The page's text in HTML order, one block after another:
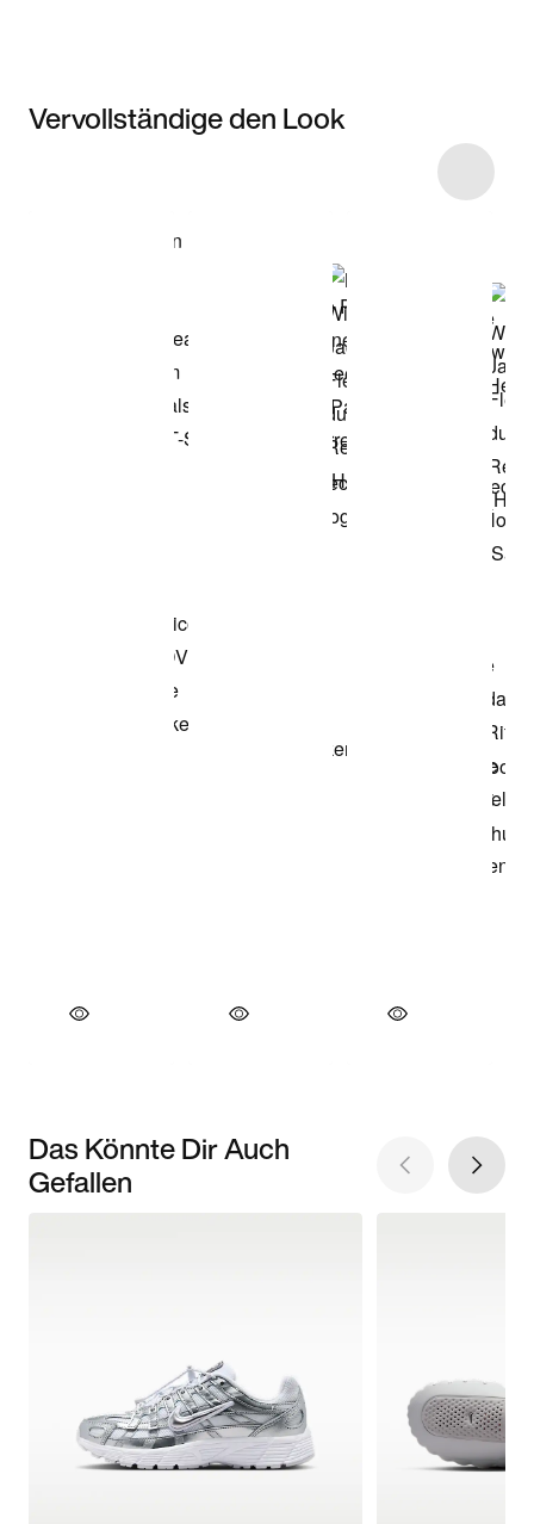
Vervollständige den Look
Modell anzeigen
Das Könnte Dir Auch
Gefallen